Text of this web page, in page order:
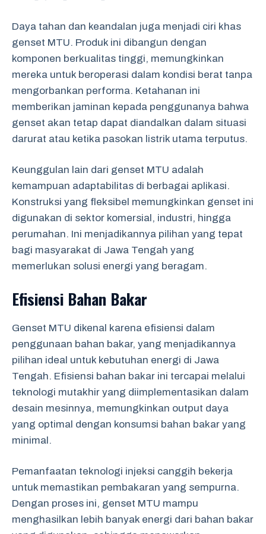
Daya tahan dan keandalan juga menjadi ciri khas
genset MTU. Produk ini dibangun dengan
komponen berkualitas tinggi, memungkinkan
mereka untuk beroperasi dalam kondisi berat tanpa
mengorbankan performa. Ketahanan ini
memberikan jaminan kepada penggunanya bahwa
genset akan tetap dapat diandalkan dalam situasi
darurat atau ketika pasokan listrik utama terputus.
Keunggulan lain dari genset MTU adalah
kemampuan adaptabilitas di berbagai aplikasi.
Konstruksi yang fleksibel memungkinkan genset ini
digunakan di sektor komersial, industri, hingga
perumahan. Ini menjadikannya pilihan yang tepat
bagi masyarakat di Jawa Tengah yang
memerlukan solusi energi yang beragam.
Efisiensi Bahan Bakar
Genset MTU dikenal karena efisiensi dalam
penggunaan bahan bakar, yang menjadikannya
pilihan ideal untuk kebutuhan energi di Jawa
Tengah. Efisiensi bahan bakar ini tercapai melalui
teknologi mutakhir yang diimplementasikan dalam
desain mesinnya, memungkinkan output daya
yang optimal dengan konsumsi bahan bakar yang
minimal.
Pemanfaatan teknologi injeksi canggih bekerja
untuk memastikan pembakaran yang sempurna.
Dengan proses ini, genset MTU mampu
menghasilkan lebih banyak energi dari bahan bakar